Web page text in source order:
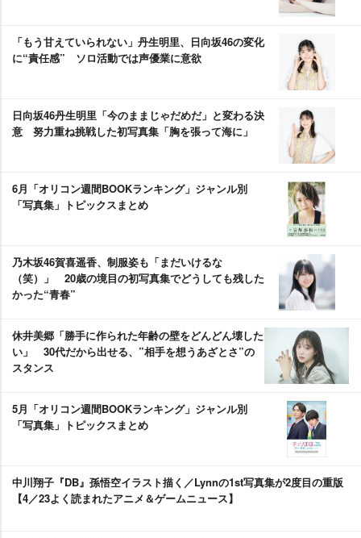
「もう甘えていられない」丹生明里、日向坂46の変化
に“責任感” ソロ活動では声優業に意欲
日向坂46丹生明里「今のままじゃだめだ」と変わる決
意 努力重ね挑戦した初写真集「胸を張って海に」
6月「オリコン週間BOOKランキング」ジャンル別
「写真集」トピックスまとめ
乃木坂46賀喜遥香、制服姿も「まだいけるな
（笑）」 20歳の境目の初写真集でどうしても残した
かった“青春”
休井美郷「勝手に作られた年齢の壁をどんどん壊した
い」 30代だから出せる、”相手を想うあざとさ”の
スタンス
5月「オリコン週間BOOKランキング」ジャンル別
「写真集」トピックスまとめ
中川翔子『DB』孫悟空イラスト描く／Lynnの1st写真集が2度目の重版
【4／23よく読まれたアニメ＆ゲームニュース】